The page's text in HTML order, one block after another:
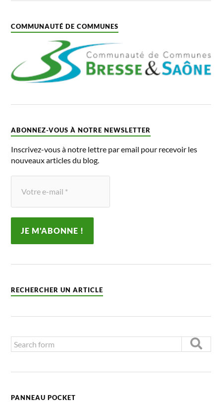
COMMUNAUTÉ DE COMMUNES
ABONNEZ-VOUS À NOTRE NEWSLETTER
Inscrivez-vous à notre lettre par email pour recevoir les
nouveaux articles du blog.
RECHERCHER UN ARTICLE
PANNEAU POCKET